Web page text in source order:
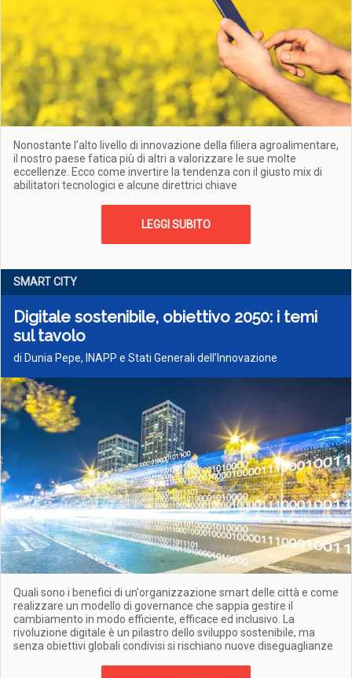
Nonostante l’alto livello di innovazione della filiera agroalimentare,
il nostro paese fatica più di altri a valorizzare le sue molte
eccellenze. Ecco come invertire la tendenza con il giusto mix di
abilitatori tecnologici e alcune direttrici chiave
LEGGI SUBITO
SMART CITY
Digitale sostenibile, obiettivo 2050: i temi
sul tavolo
di Dunia Pepe, INAPP e Stati Generali dell’Innovazione
Quali sono i benefici di un'organizzazione smart delle città e come
realizzare un modello di governance che sappia gestire il
cambiamento in modo efficiente, efficace ed inclusivo. La
rivoluzione digitale è un pilastro dello sviluppo sostenibile, ma
senza obiettivi globali condivisi si rischiano nuove diseguaglianze